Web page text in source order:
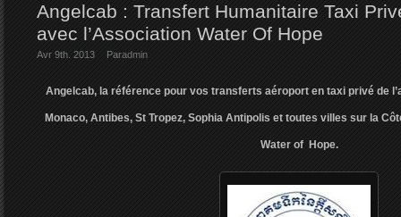
Angelcab : Transfert Humanitaire Taxi
avec l’Association Water Of Hope
Avr 9th. 2013 Paradmin
Angelcab, la référence pour vos transferts aéroport en taxi privé de
Monaco, Antibes, St Tropez, Sophia Antipolis et toutes villes sur la
Water of Hope.